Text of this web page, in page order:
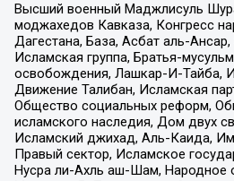
Высший военный Маджлисуль
моджахедов Кавказа, Конгресс
Дагестана, База, Асбат аль-
Исламская группа, Братья-
освобождения, Лашкар-И-Тайба,
Движение Талибан, Исламская
Общество социальных реформ,
исламского наследия, Дом двух
Исламский джихад, Аль-Каида,
Правый сектор, Исламское
Нусра ли-Ахль аш-Шам, Народное